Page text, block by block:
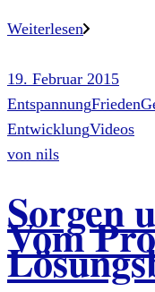
Weiterlesen
19. Februar 2015
EntspannungFrieden
EntwicklungVideos
von nils
Sorgen
Vom